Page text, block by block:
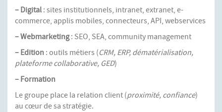
– Digital : sites institutionnels, intranet, extranet, e-
commerce, applis mobiles, connecteurs, API, webservices
– Webmarketing: SEO, SEA, community management
– Edition : outils métiers (CRM, ERP, dématérialisation,
plateforme collaborative, GED)
– Formation
Le groupe place la relation client (proximité, confiance)
au cœur de sa stratégie.